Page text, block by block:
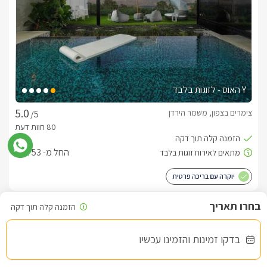
בדקו זמינות והזמינו עכשיו
Y האוס - לזוגות בלבד
/5
צימרים בצפון, משמר הירדן
החל מ- ₪1753
יוקרה עם בריכה פרטית